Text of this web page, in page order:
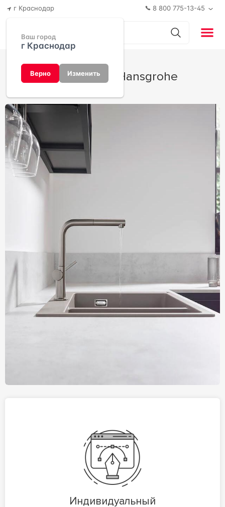
г Краснодар
Ваш город
г Краснодар
Верно Изменить
8 800 775-13-45
Talis M54 от Hansgrohe
Индивидуальный